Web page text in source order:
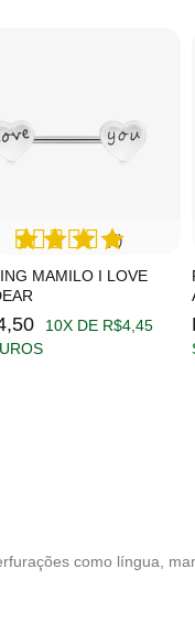
MAMILO I LOVE
(2)
10X DE R$4,45
como língua,